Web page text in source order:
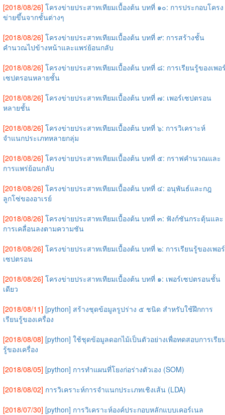
[2018/08/26] โครงข่ายประสาทเทียมเบื้องต้น บทที่ ๑๐: การประกอบโครง
ข่ายขึ้นจากชั้นต่างๆ
[2018/08/26] โครงข่ายประสาทเทียมเบื้องต้น บทที่ ๙: การสร้างชั้น
คำนวณไปข้างหน้าและแพร่ย้อนกลับ
[2018/08/26] โครงข่ายประสาทเทียมเบื้องต้น บทที่ ๘: การเรียนรู้ของเพอ
เซปตรอนหลายชั้น
[2018/08/26] โครงข่ายประสาทเทียมเบื้องต้น บทที่ ๗: เพอร์เซปตรอน
หลายชั้น
[2018/08/26] โครงข่ายประสาทเทียมเบื้องต้น บทที่ ๖: การวิเคราะห์
จำแนกประเภทหลายกลุ่ม
[2018/08/26] โครงข่ายประสาทเทียมเบื้องต้น บทที่ ๕: กราฟคำนวณและ
การแพร่ย้อนกลับ
[2018/08/26] โครงข่ายประสาทเทียมเบื้องต้น บทที่ ๔: อนุพันธ์และกฎ
ลูกโซ่ของอาเรย์
[2018/08/26] โครงข่ายประสาทเทียมเบื้องต้น บทที่ ๓: ฟังก์ชันกระตุ้นและ
การเคลื่อนลงตามความชัน
[2018/08/26] โครงข่ายประสาทเทียมเบื้องต้น บทที่ ๒: การเรียนรู้ของเพอร์
เซปตรอน
[2018/08/26] โครงข่ายประสาทเทียมเบื้องต้น บทที่ ๑: เพอร์เซปตรอนชั้น
เดียว
[2018/08/11] [python] สร้างชุดข้อมูลรูปร่าง ๕ ชนิด สำหรับใช้ฝึกการ
เรียนรู้ของเครื่อง
[2018/08/08] [python] ใช้ชุดข้อมูลดอกไม้เป็นตัวอย่างเพื่อทดสอบการเรีย
รู้ของเครื่อง
[2018/08/05] [python] การทำแผนที่โยงก่อร่างตัวเอง (SOM)
[2018/08/02] การวิเคราะห์การจำแนกประเภทเชิงเส้น (LDA)
[2018/07/30] [python] การวิเคราะห์องค์ประกอบหลักแบบเคอร์เนล